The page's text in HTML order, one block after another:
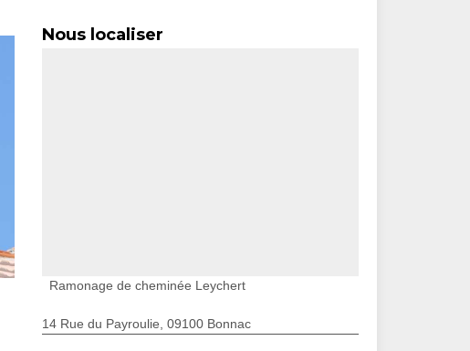
Nous localiser
Ramonage de cheminée Leychert
14 Rue du Payroulie, 09100 Bonnac